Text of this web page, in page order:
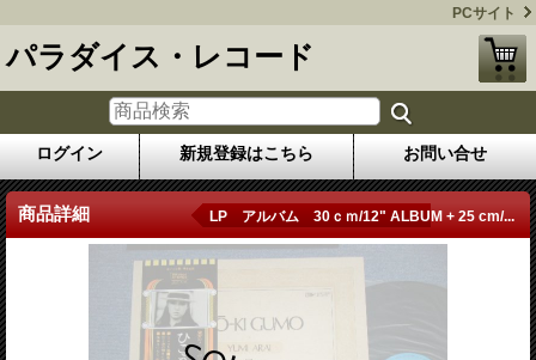
PCサイト
パラダイス・レコード
ログイン 新規登録はこちら お問い合せ
商品詳細 LP アルバム 30ｃｍ/12" ALBUM + 25 cm/...